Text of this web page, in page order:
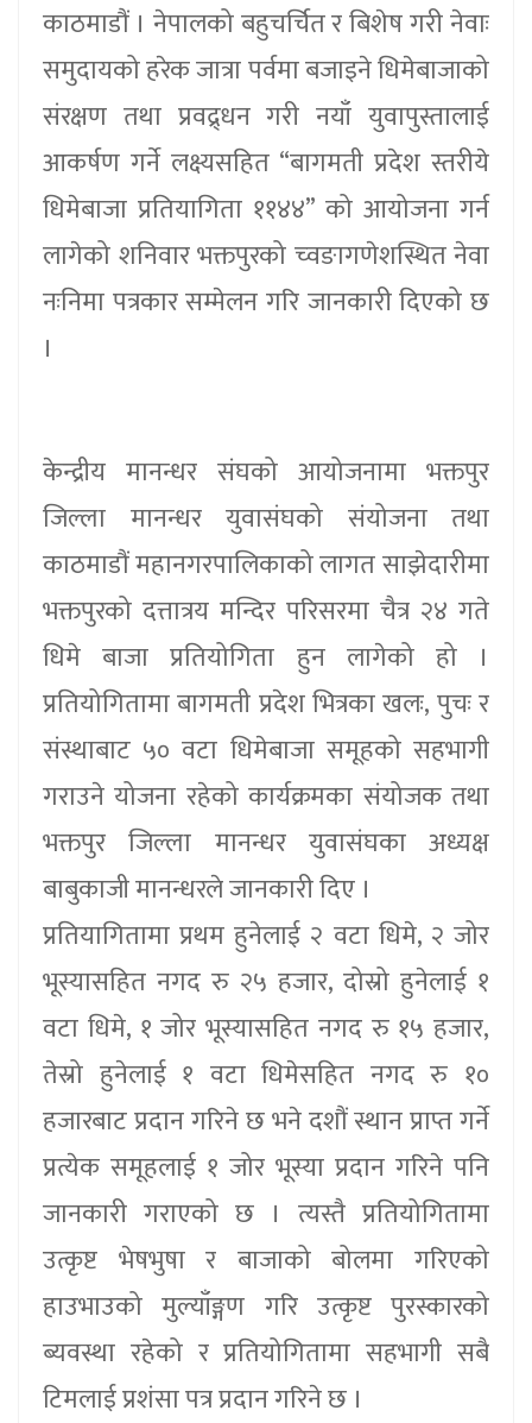
काठमाडौं । नेपालको बहुचर्चित र बिशेष गरी नेवाः
समुदायको हरेक जात्रा पर्वमा बजाइने धिमेबाजाको
संरक्षण तथा प्रवद्र्धन गरी नयाँ युवापुस्तालाई
आकर्षण गर्ने लक्ष्यसहित “बागमती प्रदेश स्तरीये
धिमेबाजा प्रतियागिता ११४४” को आयोजना गर्न
लागेको शनिवार भक्तपुरको च्वङागणेशस्थित नेवा
नःनिमा पत्रकार सम्मेलन गरि जानकारी दिएको छ
।
केन्द्रीय मानन्धर संघको आयोजनामा भक्तपुर
जिल्ला मानन्धर युवासंघको संयोजना तथा
काठमाडौं महानगरपालिकाको लागत साझेदारीमा
भक्तपुरको दत्तात्रय मन्दिर परिसरमा चैत्र २४ गते
धिमे बाजा प्रतियोगिता हुन लागेको हो ।
प्रतियोगितामा बागमती प्रदेश भित्रका खलः, पुचः र
संस्थाबाट ५० वटा धिमेबाजा समूहको सहभागी
गराउने योजना रहेको कार्यक्रमका संयोजक तथा
भक्तपुर जिल्ला मानन्धर युवासंघका अध्यक्ष
बाबुकाजी मानन्धरले जानकारी दिए ।
प्रतियागितामा प्रथम हुनेलाई २ वटा धिमे, २ जोर
भूस्यासहित नगद रु २५ हजार, दोस्रो हुनेलाई १
वटा धिमे, १ जोर भूस्यासहित नगद रु १५ हजार,
तेस्रो हुनेलाई १ वटा धिमेसहित नगद रु १०
हजारबाट प्रदान गरिने छ भने दशौं स्थान प्राप्त गर्ने
प्रत्येक समूहलाई १ जोर भूस्या प्रदान गरिने पनि
जानकारी गराएको छ । त्यस्तै प्रतियोगितामा
उत्कृष्ट भेषभुषा र बाजाको बोलमा गरिएको
हाउभाउको मुल्याँङ्गण गरि उत्कृष्ट पुरस्कारको
ब्यवस्था रहेको र प्रतियोगितामा सहभागी सबै
टिमलाई प्रशंसा पत्र प्रदान गरिने छ ।